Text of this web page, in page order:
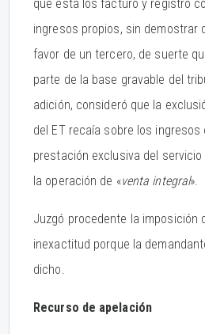
que esta los facturó y registró
ingresos propios, sin demostrar
favor de un tercero, de suerte
parte de la base gravable del
adición, consideró que la
del ET recaía sobre los ingresos
prestación exclusiva del
la operación de «venta integral».
Juzgó procedente la imposición
inexactitud porque la
dicho.
Recurso de apelación